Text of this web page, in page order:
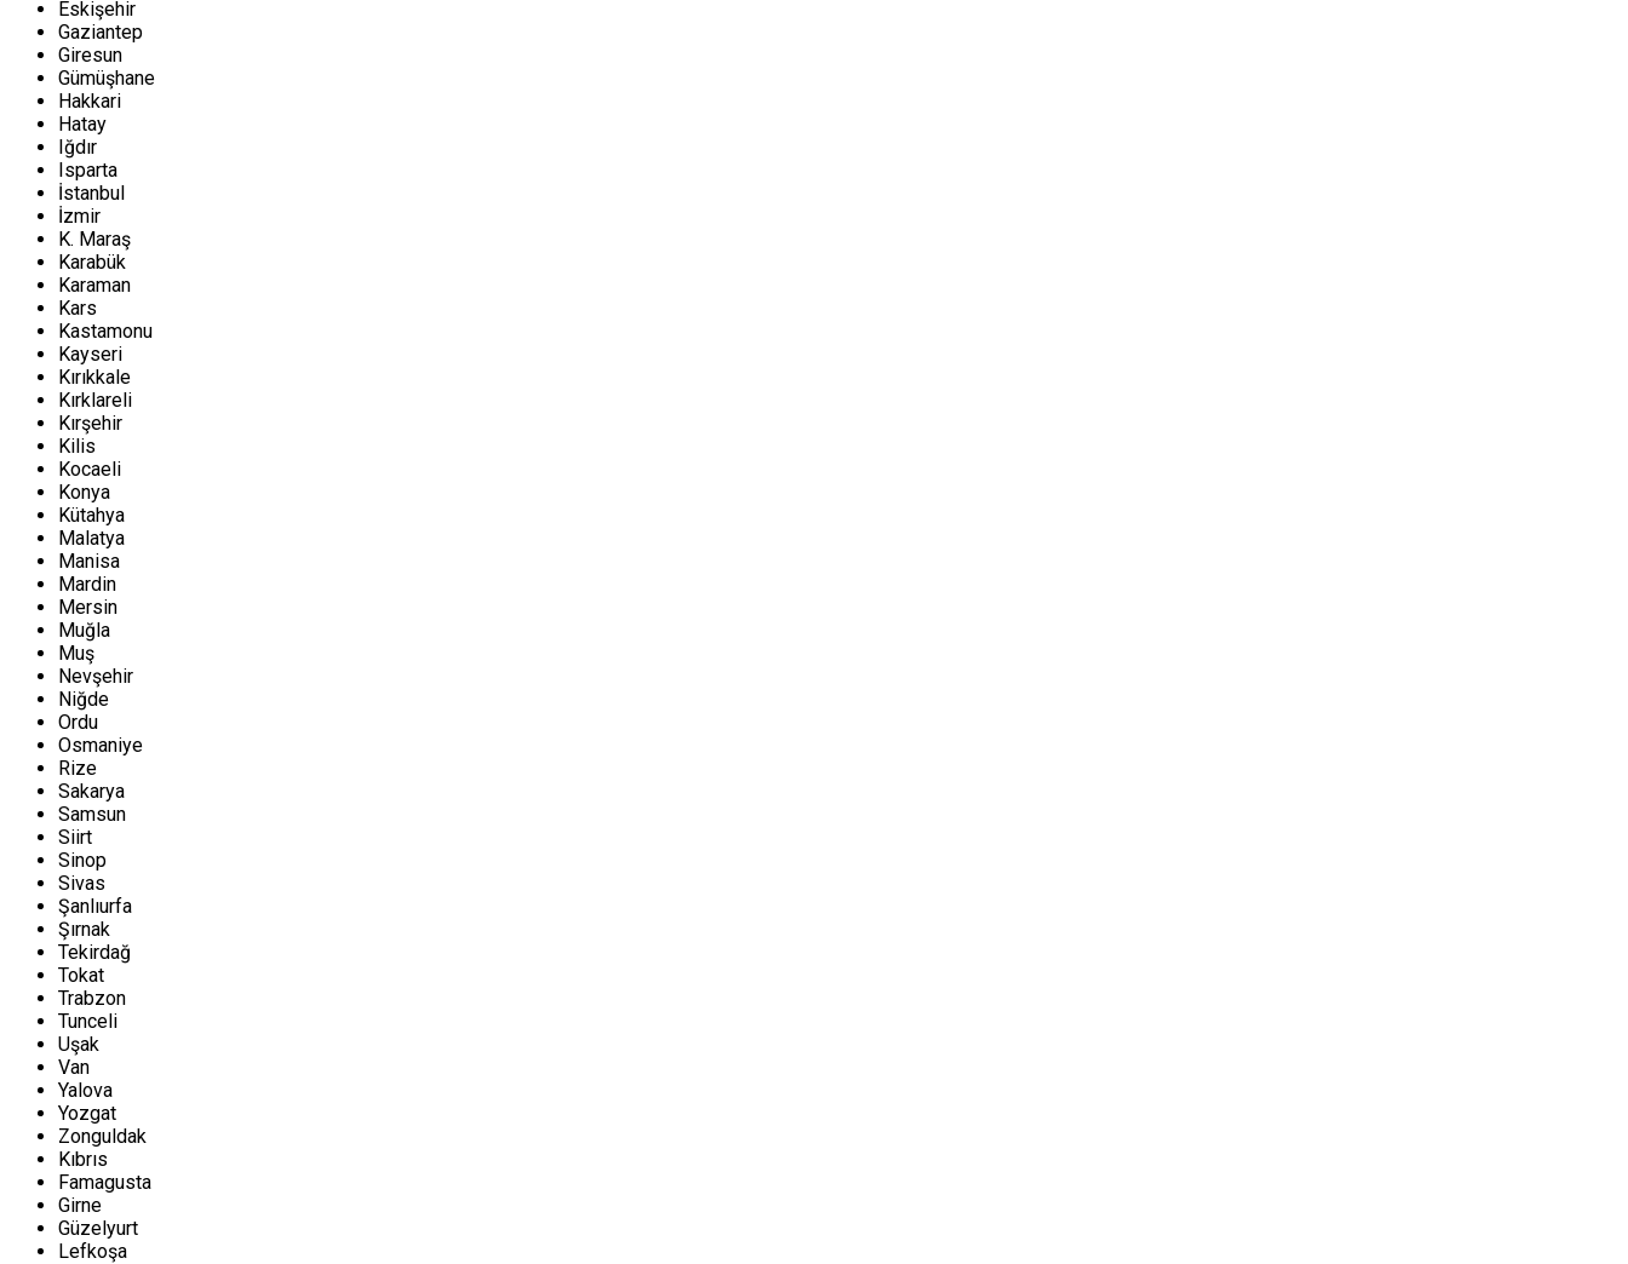
Eskişehir
Gaziantep
Giresun
Gümüşhane
Hakkari
Hatay
Iğdır
Isparta
İstanbul
İzmir
K. Maraş
Karabük
Karaman
Kars
Kastamonu
Kayseri
Kırıkkale
Kırklareli
Kırşehir
Kilis
Kocaeli
Konya
Kütahya
Malatya
Manisa
Mardin
Mersin
Muğla
Muş
Nevşehir
Niğde
Ordu
Osmaniye
Rize
Sakarya
Samsun
Siirt
Sinop
Sivas
Şanlıurfa
Şırnak
Tekirdağ
Tokat
Trabzon
Tunceli
Uşak
Van
Yalova
Yozgat
Zonguldak
Kıbrıs
Famagusta
Girne
Güzelyurt
Lefkoşa